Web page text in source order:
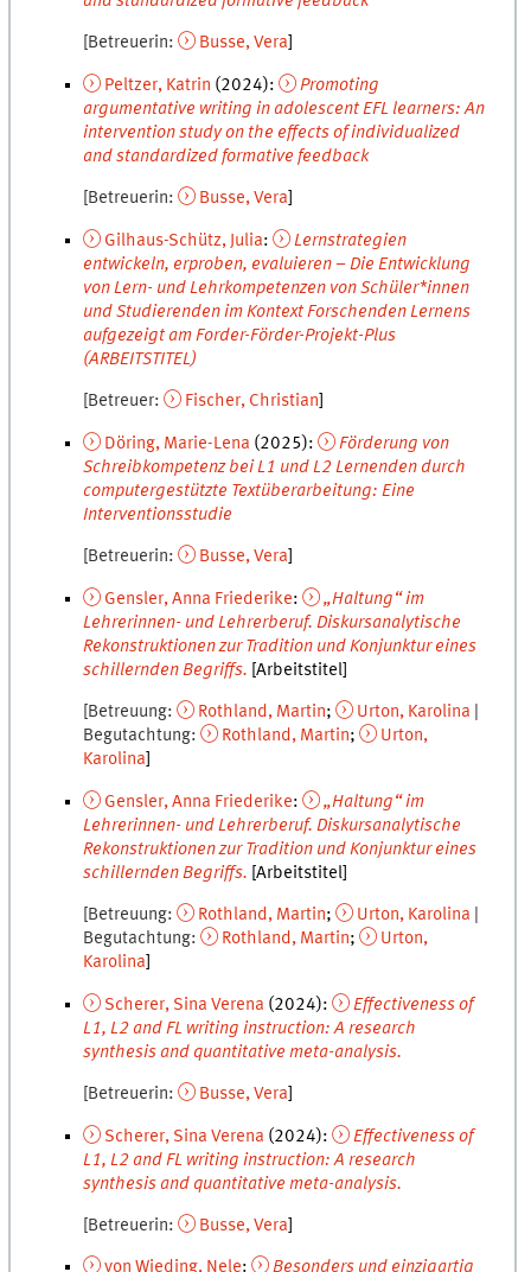
Betreuerin Busse,Vera
Peltzer, Katrin (2024):
Promoting
argumentative writing in adolescent EFL learners: An
intervention study on the effects of individualized
and standardized formative feedback
Betreuerin Busse,Vera
Gilhaus-Schütz, Julia:
Lernstrategien
entwickeln, erproben, evaluieren – Die Entwicklung
von Lern- und Lehrkompetenzen von Schüler*innen
und Studierenden im Kontext Forschenden Lernens
aufgezeigt am Forder-Förder-Projekt-Plus
(ARBEITSTITEL)
Betreuer Fischer, Christian
Döring, Marie-Lena (2025):
Förderung von
Schreibkompetenz bei L1 und L2 Lernenden durch
computergestützte Textüberarbeitung: Eine
Interventionsstudie
Betreuerin Busse,Vera
Gensler,Anna Friederike:
„Haltung“ im
Lehrerinnen- und Lehrerberuf. Diskursanalytische
Rekonstruktionen zur Tradition und Konjunktur eines
schillernden Begriffs. [Arbeitstitel]
Betreuung Rothland, Martin Urton, Karolina
Begutachtung
Rothland, Martin Urton,
Karolina
Gensler,Anna Friederike:
„Haltung“ im
Lehrerinnen- und Lehrerberuf. Diskursanalytische
Rekonstruktionen zur Tradition und Konjunktur eines
schillernden Begriffs. [Arbeitstitel]
Betreuung Rothland, Martin Urton, Karolina
Begutachtung
Rothland, Martin Urton,
Karolina
Scherer, Sina Verena (2024):
Effectiveness of
L1, L2 and FL writing instruction: A research
synthesis and quantitative meta-analysis.
Betreuerin Busse,Vera
Scherer, Sina Verena (2024):
Effectiveness of
L1, L2 and FL writing instruction: A research
synthesis and quantitative meta-analysis.
Betreuerin Busse,Vera
von Wieding, Nele:
Besonders und einzigartig